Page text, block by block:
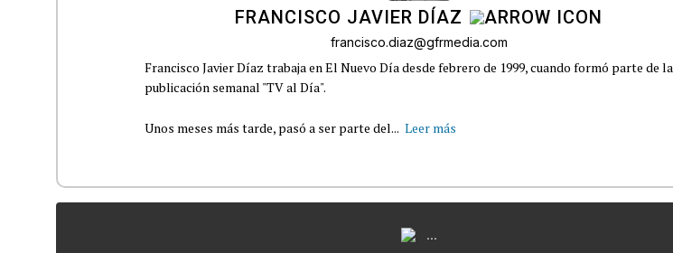
FRANCISCO JAVIER DÍAZ
francisco.diaz@gfrmedia.com
Francisco Javier Díaz trabaja en El Nuevo Día desde febrero de 1999, cuando formó parte de la
publicación semanal "TV al Día".
Unos meses más tarde, pasó a ser parte del... Leer más
...